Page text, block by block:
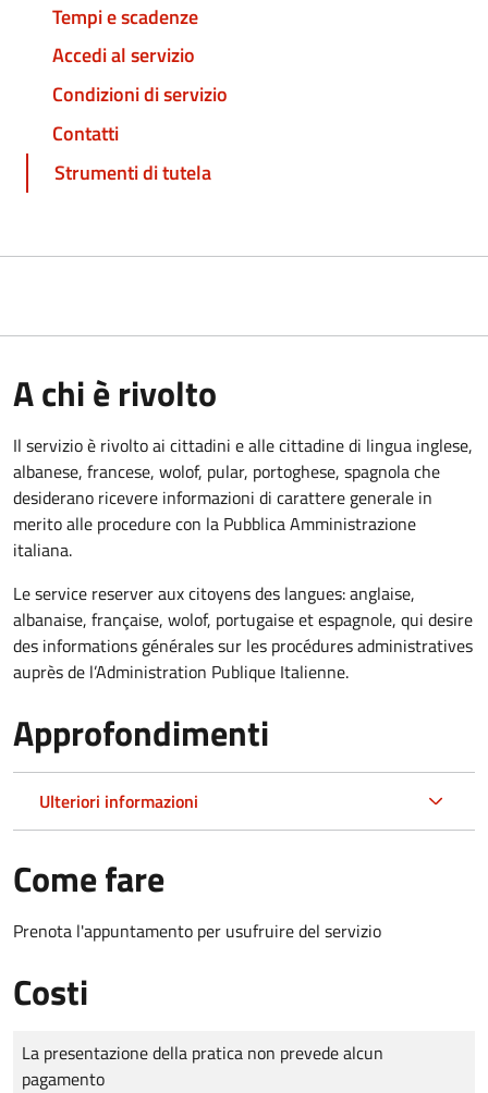
Tempi e scadenze
Accedi al servizio
Condizioni di servizio
Contatti
Strumenti di tutela
A chi è rivolto
Il servizio è rivolto ai cittadini e alle cittadine di lingua inglese,
albanese, francese, wolof, pular, portoghese, spagnola che
desiderano ricevere informazioni di carattere generale in
merito alle procedure con la Pubblica Amministrazione
italiana.
Le service reserver aux citoyens des langues: anglaise,
albanaise, française, wolof, portugaise et espagnole, qui desire
des informations générales sur les procédures administratives
auprès de l’Administration Publique Italienne.
Approfondimenti
Ulteriori informazioni
Come fare
Prenota l'appuntamento per usufruire del servizio
Costi
Tipo di pagamento
Importo
La presentazione della pratica non prevede alcun
pagamento